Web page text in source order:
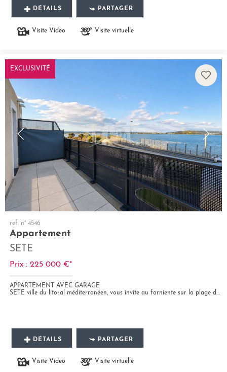
DÉTAILS PARTAGER
Visite Video Visite virtuelle
EXCLUSIVITÉ
ref. n° 4546
Appartement
SETE
Prix : 225 000 €*
APPARTEMENT AVEC GARAGE
SETE ville du litoral méditerranéen, vous invite au farniente sur la plage du lazaret , chère à Georges Brassens.Ses...
DÉTAILS PARTAGER
Visite Video Visite virtuelle